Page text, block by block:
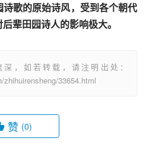
歌的原始诗风，受到各个朝代
辈田园诗人的影响极大。
，如若转载，请注明出处：
33654.html
赞 (0)